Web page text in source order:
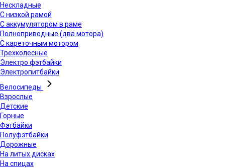
Нескладные
С низкой рамой
С аккумулятором в раме
Полноприводные (два мотора)
С кареточным мотором
Трехколесные
Электро фэтбайки
Электропитбайки
Велосипеды
Взрослые
Детские
Горные
Фэтбайки
Полуфэтбайки
Дорожные
На литых дисках
На спицах